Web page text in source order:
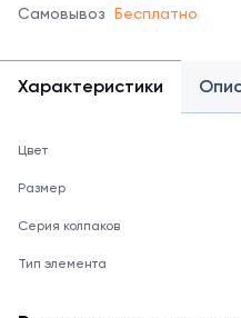
Самовывоз Бесплатно
Характеристики
Цвет
Размер
Серия колпаков
Тип элемента